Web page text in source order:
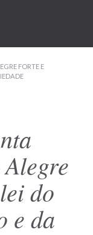
FORTE E
do
e da